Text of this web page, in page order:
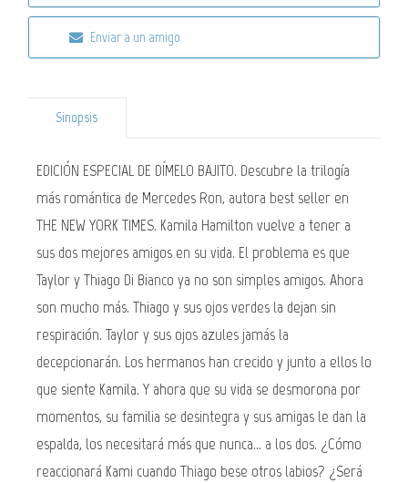
Enviar a un amigo
Sinopsis
EDICIÓN ESPECIAL DE DÍMELO BAJITO. Descubre la trilogía
más romántica de Mercedes Ron, autora best seller en
THE NEW YORK TIMES. Kamila Hamilton vuelve a tener a
sus dos mejores amigos en su vida. El problema es que
Taylor y Thiago Di Bianco ya no son simples amigos. Ahora
son mucho más. Thiago y sus ojos verdes la dejan sin
respiración. Taylor y sus ojos azules jamás la
decepcionarán. Los hermanos han crecido y junto a ellos lo
que siente Kamila. Y ahora que su vida se desmorona por
momentos, su familia se desintegra y sus amigas le dan la
espalda, los necesitará más que nunca... a los dos. ¿Cómo
reaccionará Kami cuando Thiago bese otros labios? ¿Será